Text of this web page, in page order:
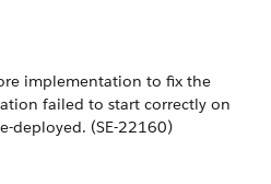
implementation to fix the
failed to start correctly on
deployed. (SE-22160)